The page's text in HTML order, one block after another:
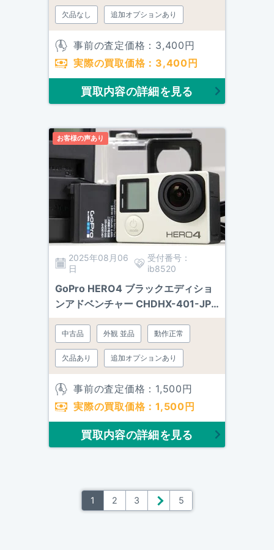
欠品なし 追加オプションあり
事前の査定価格： 3,400円
実際の買取価格： 3,400 円
買取内容の詳細を見る
お客様の声あり
2025年08月06
日
受付番号：
ib8520
GoPro HERO4 ブラックエディショ
ンアドベンチャー CHDHX-401-JP
ブラック
中古品 外観 並品 動作正常
欠品あり 追加オプションあり
事前の査定価格： 1,500円
実際の買取価格： 1,500 円
買取内容の詳細を見る
1 2 3 ＞ 5